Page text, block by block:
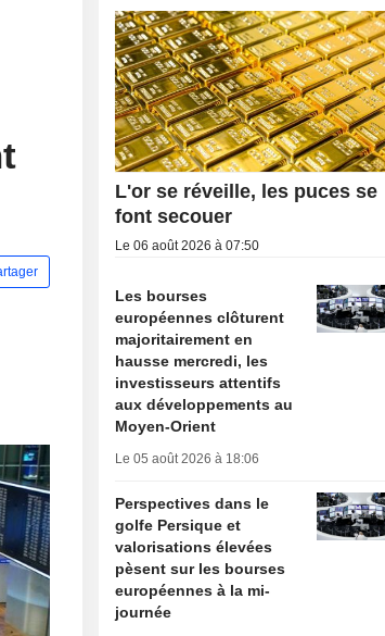
L'or se réveille, les puces se
font secouer
Le 06 août 2026 à 07:50
Les bourses
européennes clôturent
majoritairement en
hausse mercredi, les
investisseurs attentifs
aux développements au
Moyen-Orient
Le 05 août 2026 à 18:06
Perspectives dans le
golfe Persique et
valorisations élevées
pèsent sur les bourses
européennes à la mi-
journée